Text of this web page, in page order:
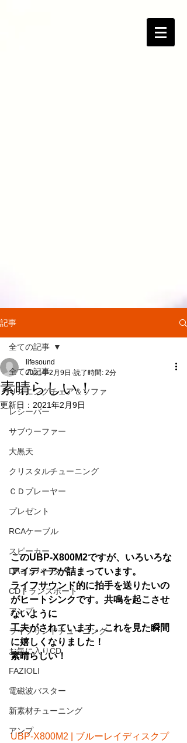
記事
全ての記事
リスニングチェア＆ソファ
レシーバー
サブウーファー
大黒天
クリスタルチューニング
ＣＤプレーヤー
プレゼント
RCAケーブル
スピーカー
DAコンバーター
CDトランスポート
アンプ
ライフサンドチューニング
お気に入りCD
FAZIOLI
電磁波バスター
新素材チューニング
アンプ
全ての記事
素晴らしい！
lifesound
2021年2月9日 読了時間: 2分
更新日： 2021年2月9日
このUBP-X800M2ですが、いろいろな
アイディアが詰まっています。
ライフサウンド的に拍手を送りたいの
がヒートシンクです。共鳴を起こさせ
ないように
工夫がされています。これを見た瞬間
に嬉しくなりました！
素晴らしい！
UBP-X800M2 | ブルーレイディスクプ